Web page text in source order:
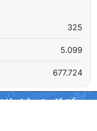
325
5.099
677.724
Liên hệ Sơ đồ Cổng